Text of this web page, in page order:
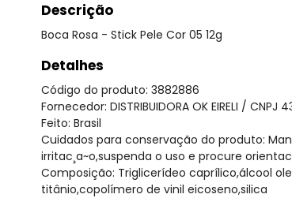
Descrição
Boca Rosa - Stick Pele Cor 05 12g
Detalhes
Código do produto: 3882886
Fornecedor: DISTRIBUIDORA OK EIRELI / CNPJ
Feito: Brasil
Cuidados para conservação do produto:
irritac¸a~o,suspenda o uso e procure
Composição: Triglicerídeo caprílico,álcool
titânio,copolímero de vinil eicoseno,silica